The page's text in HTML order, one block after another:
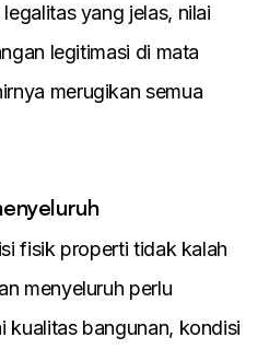
yang jelas, nilai
legitimasi di mata
merugikan semua
fisik properti tidak kalah
menyeluruh perlu
kualitas bangunan, kondisi